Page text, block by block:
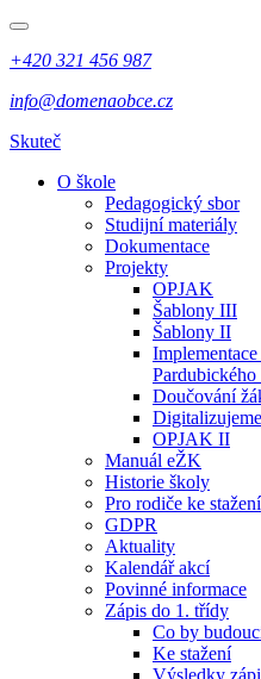
+420 321 456 987
info@domenaobce.cz
Skuteč
O škole
Pedagogický sbor
Studijní materiály
Dokumentace
Projekty
OPJAK
Šablony III
Šablony II
Doučování
OPJAK II
Manuál eŽK
Historie školy
Pro rodiče ke stažení
GDPR
Aktuality
Kalendář akcí
Povinné informace
Zápis do 1. třídy
Co by
Ke stažení
Výsledky